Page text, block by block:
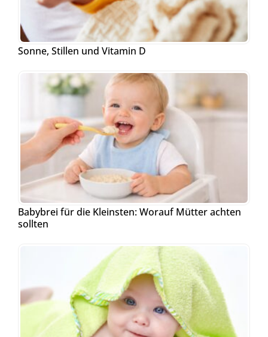
Sonne, Stillen und Vitamin D
Babybrei für die Kleinsten: Worauf Mütter achten
sollten